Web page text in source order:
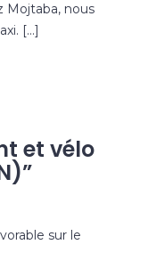
Mojtaba, nous
[…]
et vélo
”
sur le